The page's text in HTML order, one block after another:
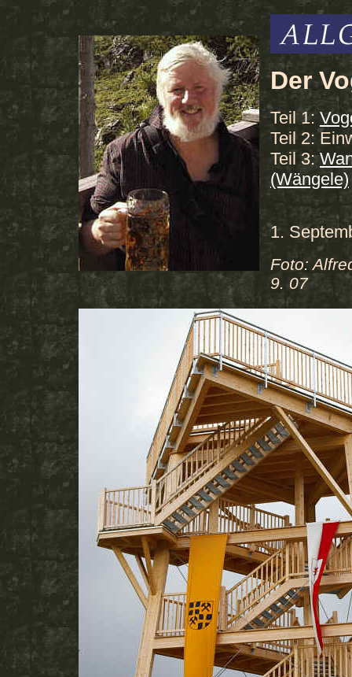
Der
Teil 1:
Teil 2:
Teil 3:
(Wängele)
1.
Foto:
9. 07